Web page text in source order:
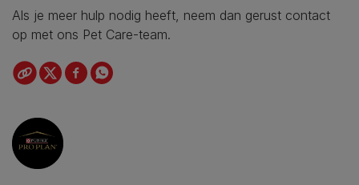
Als je meer hulp nodig heeft, neem dan gerust contact
op met ons Pet Care-team.